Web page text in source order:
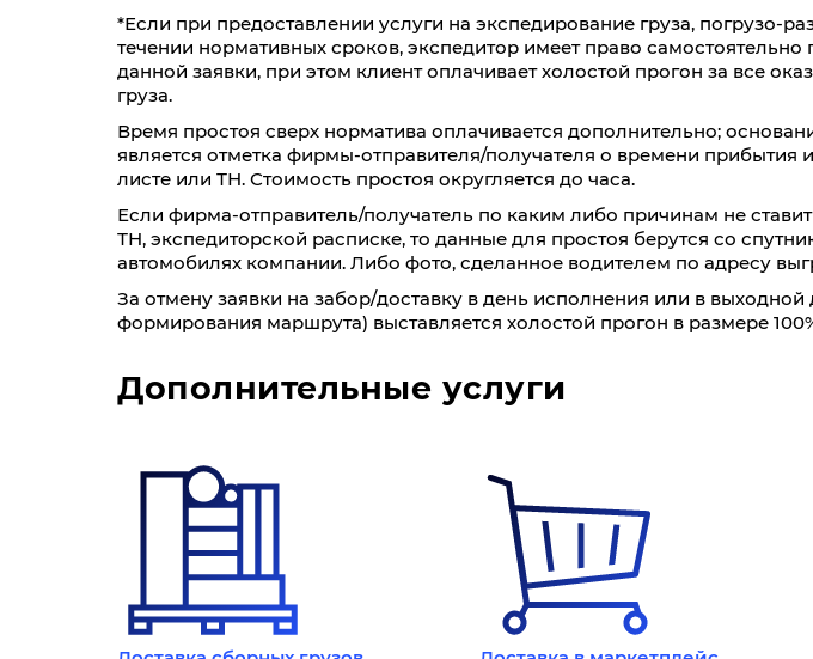
*Если при предоставлении услуги на экспедирование груза, погрузо-
течении нормативных сроков, экспедитор имеет право
данной заявки, при этом клиент оплачивает холостой прогон за все
груза.
Время простоя сверх норматива оплачивается дополнительно;
является отметка фирмы-отправителя/получателя о времени прибытия
листе или ТН. Стоимость простоя округляется до часа.
Если фирма-отправитель/получатель по каким либо причинам не
ТН, экспедиторской расписке, то данные для простоя берутся со
автомобилях компании. Либо фото, сделанное водителем по адресу
За отмену заявки на забор/доставку в день исполнения или в
формирования маршрута) выставляется холостой прогон в размере
Дополнительные услуги